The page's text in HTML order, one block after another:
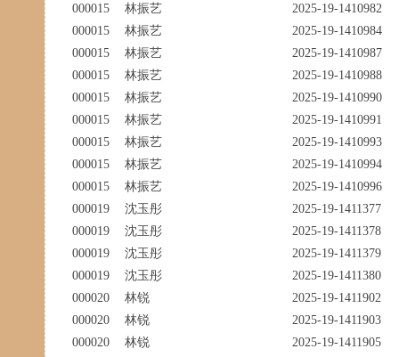
000015
林振艺
2025-19-1410982
000015
林振艺
2025-19-1410984
000015
林振艺
2025-19-1410987
000015
林振艺
2025-19-1410988
000015
林振艺
2025-19-1410990
000015
林振艺
2025-19-1410991
000015
林振艺
2025-19-1410993
000015
林振艺
2025-19-1410994
000015
林振艺
2025-19-1410996
000019
沈玉彤
2025-19-1411377
000019
沈玉彤
2025-19-1411378
000019
沈玉彤
2025-19-1411379
000019
沈玉彤
2025-19-1411380
000020
林锐
2025-19-1411902
000020
林锐
2025-19-1411903
000020
林锐
2025-19-1411905